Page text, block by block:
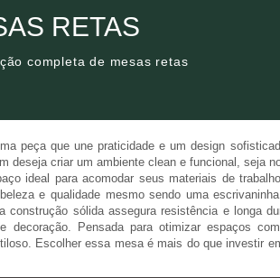
RETAS
completa de mesas retas
RETAS
completa de mesas retas
peça que une praticidade e um design
deseja criar um ambiente clean e funcional, seja
ideal para acomodar seus materiais de
e qualidade mesmo sendo uma
sólida assegura resistência e longa
Pensada para otimizar espaços
Escolher essa mesa é mais do que investir